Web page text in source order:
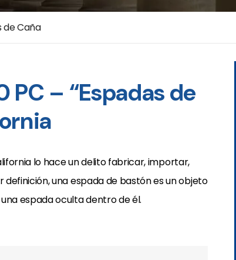
de Caña
PC – “Espadas de
lo hace un delito fabricar, importar,
una espada de bastón es un objeto
espada oculta dentro de él.